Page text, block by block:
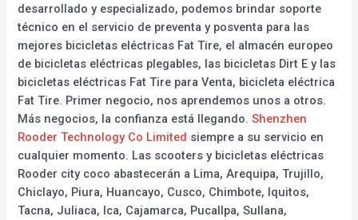
desarrollado y especializado, podemos brindar soporte
técnico en el servicio de preventa y posventa para las
mejores bicicletas eléctricas Fat Tire, el almacén europeo
de bicicletas eléctricas plegables, las bicicletas Dirt E y las
bicicletas eléctricas Fat Tire para Venta, bicicleta eléctrica
Fat Tire. Primer negocio, nos aprendemos unos a otros.
Más negocios, la confianza está llegando.Shenzhen
Rooder Technology Co Limited siempre a su servicio en
cualquier momento. Las scooters y bicicletas eléctricas
Rooder city coco abastecerán a Lima, Arequipa, Trujillo,
Chiclayo, Piura, Huancayo, Cusco, Chimbote, Iquitos,
Tacna, Juliaca, Ica, Cajamarca, Pucallpa, Sullana,